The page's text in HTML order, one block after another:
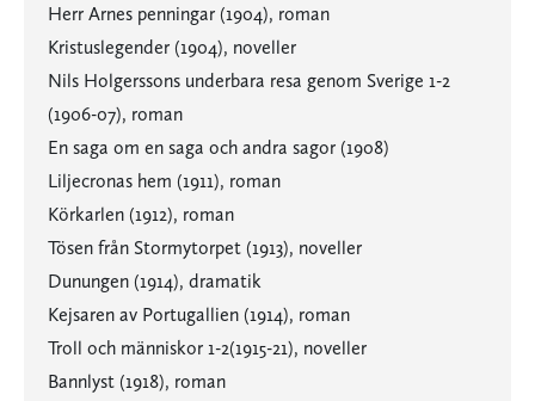
Herr Arnes penningar (1904), roman
Kristuslegender (1904), noveller
Nils Holgerssons underbara resa genom Sverige 1-2
(1906-07), roman
En saga om en saga och andra sagor (1908)
Liljecronas hem (1911), roman
Körkarlen (1912), roman
Tösen från Stormytorpet (1913), noveller
Dunungen (1914), dramatik
Kejsaren av Portugallien (1914), roman
Troll och människor 1-2(1915-21), noveller
Bannlyst (1918), roman